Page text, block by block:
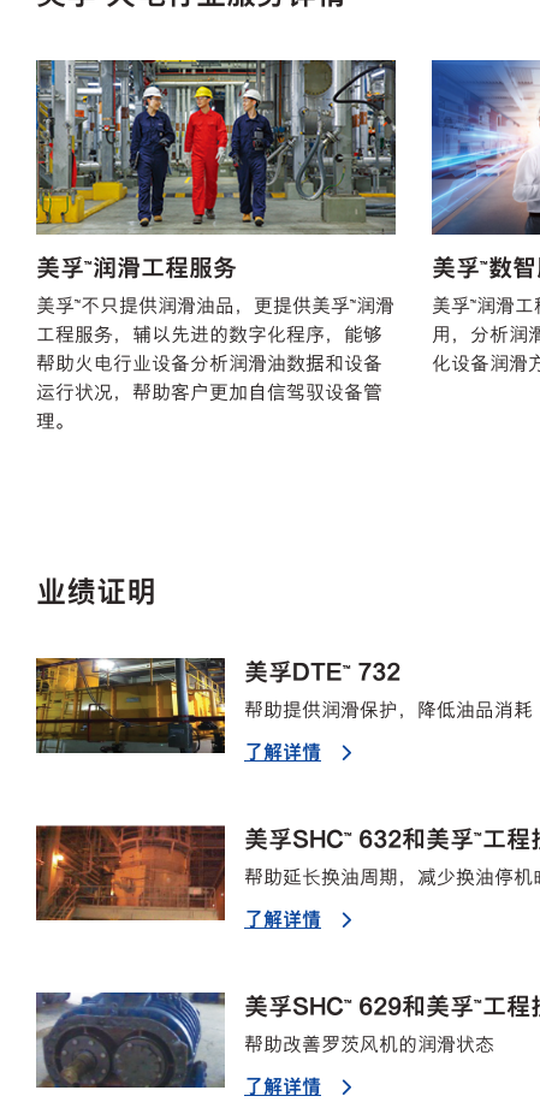
美孚™润滑工程服务
美孚™不只提供润滑油品，更提供美孚™润滑
工程服务，辅以先进的数字化程序，能够
帮助火电行业设备分析润滑油数据和设备
运行状况，帮助客户更加自信驾驭设备管
理。
美孚™数
美孚™润滑
用，分析润
化设备润滑
业绩证明
美孚DTE™ 732
帮助提供润滑保护，降低油品消耗
了解详情
美孚SHC™ 632和美孚™工程
帮助延长换油周期，减少换油停机
了解详情
美孚SHC™ 629和美孚™工程
帮助改善罗茨风机的润滑状态
了解详情